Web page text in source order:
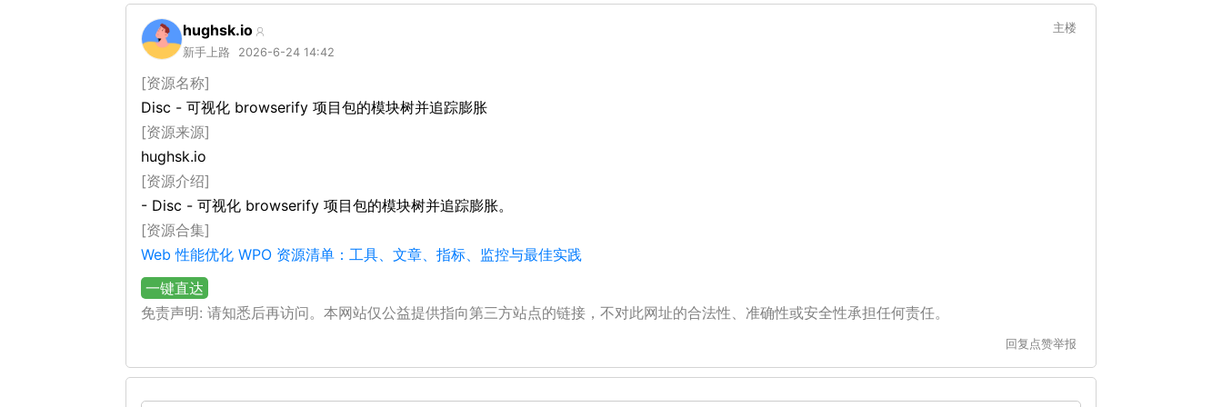
hughsk.io
新手上路 2026-6-24 14:42
主楼
[资源名称]
Disc - 可视化 browserify 项目包的模块树并追踪膨胀
[资源来源]
hughsk.io
[资源介绍]
- Disc - 可视化 browserify 项目包的模块树并追踪膨胀。
[资源合集]
Web 性能优化 WPO 资源清单：工具、文章、指标、监控与最佳实践
一键直达
免责声明: 请知悉后再访问。本网站仅公益提供指向第三方站点的链接，不对此网址的合法性、准确性或安全性承担任何责任。
回复 点赞举报